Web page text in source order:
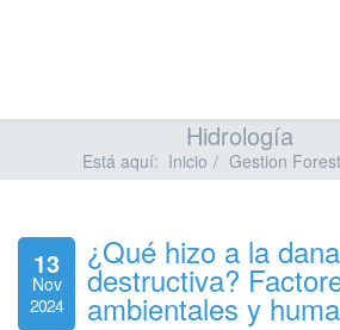
Hidrología
Está aquí: Inicio Gestion
13
Nov
2024
¿Qué hizo a la
destructiva?
ambientales y